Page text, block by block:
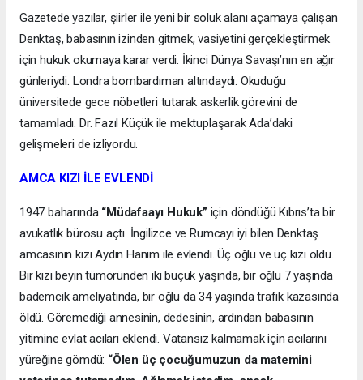
Gazetede yazılar, şiirler ile yeni bir soluk alanı açamaya çalışan
Denktaş, babasının izinden gitmek, vasiyetini gerçekleştirmek
için hukuk okumaya karar verdi. İkinci Dünya Savaşı’nın en ağır
günleriydi. Londra bombardıman altındaydı. Okuduğu
üniversitede gece nöbetleri tutarak askerlik görevini de
tamamladı. Dr. Fazıl Küçük ile mektuplaşarak Ada’daki
gelişmeleri de izliyordu.
AMCA KIZI İLE EVLENDİ
1947 baharında “Müdafaayı Hukuk” için döndüğü Kıbrıs’ta bir
avukatlık bürosu açtı. İngilizce ve Rumcayı iyi bilen Denktaş
amcasının kızı Aydın Hanım ile evlendi. Üç oğlu ve üç kızı oldu.
Bir kızı beyin tümöründen iki buçuk yaşında, bir oğlu 7 yaşında
bademcik ameliyatında, bir oğlu da 34 yaşında trafik kazasında
öldü. Göremediği annesinin, dedesinin, ardından babasının
yitimine evlat acıları eklendi. Vatansız kalmamak için acılarını
yüreğine gömdü: “Ölen üç çocuğumuzun da matemini